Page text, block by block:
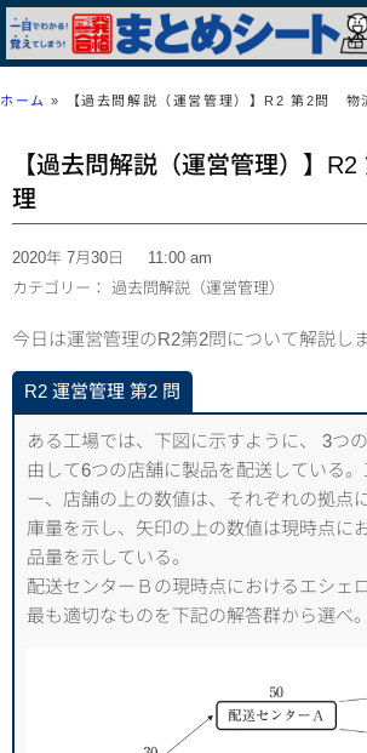
ホーム » 【過去問解説（運営管理）】R2 第2問 物
【過去問解説（運営管理）】
理
2020年 7月30日
11:00 am
カテゴリー： 過去問解説（運営管理）
今日は運営管理のR2第2問について解説しま
R2 運営管理 第2 問
ある工場では、下図に示すように、 3つ
由して6つの店舗に製品を配送している
ー、店舗の上の数値は、それぞれの拠点
庫量を示し、矢印の上の数値は現時点に
品量を示している。
配送センターＢの現時点におけるエシェ
最も適切なものを下記の解答群から選べ。